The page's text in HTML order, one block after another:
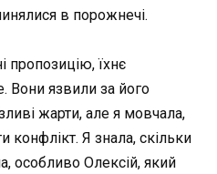
в порожнечі.
пропозицію, їхнє
Вони язвили за його
жарти, але я мовчала,
Я знала, скільки
особливо Олексій, який